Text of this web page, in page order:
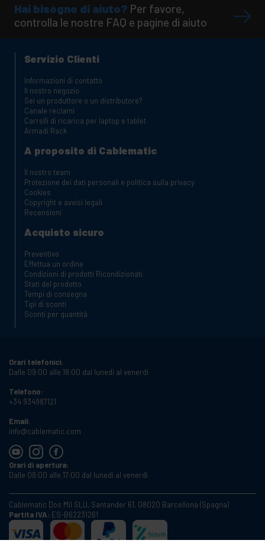
Hai bisogno di aiuto? Per favore,
controlla le nostre FAQ e pagine di aiuto
Servizio Clienti
Informazioni di contatto
Il nostro negozio
Sei un produttore o un distributore?
Canale reclami
Carrelli di ricarica per laptop e tablet
Armadi Rack
A proposito di Cablematic
Il nostro team
Protezione dei dati personali e politica sulla privacy
Cookies
Copyright e avvisi legali
Recensioni
Acquisto sicuro
Preventivo
Effettua un ordine
Condizioni di prodotti Ricondizionati
Stati del prodotto
Tempi di consegna
Tipi di sconti
Sconti per quantità
Orari telefonici:
Dalle 09:00 alle 18:00 dal lunedì al venerdì
Telefono:
+34 934987121
Email:
info@cablematic.com
Orari di apertura:
Dalle 08:00 alle 17:00 dal lunedì al venerdì
Cablematic Dos Mil SLU, Santander 61, 08020 Barcellona (Spagna)
Partita IVA: ES-B62231261